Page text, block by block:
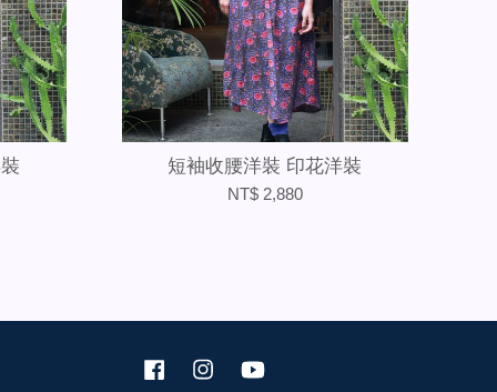
短袖收腰洋裝 印花洋裝
NT$ 2,880
Facebook Instagram